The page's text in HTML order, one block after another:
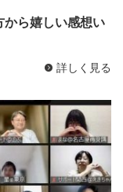
から嬉しい感想い
詳しく見る